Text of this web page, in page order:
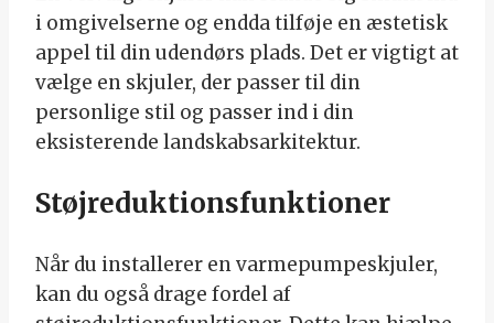
i omgivelserne og endda tilføje en æstetisk
appel til din udendørs plads. Det er vigtigt at
vælge en skjuler, der passer til din
personlige stil og passer ind i din
eksisterende landskabsarkitektur.
Støjreduktionsfunktioner
Når du installerer en varmepumpeskjuler,
kan du også drage fordel af